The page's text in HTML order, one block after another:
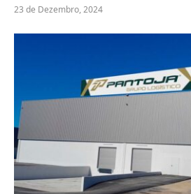
23 de Dezembro, 2024